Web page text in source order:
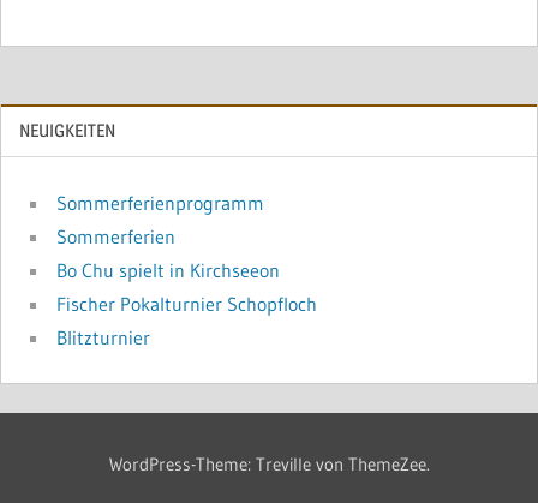
NEUIGKEITEN
Sommerferienprogramm
Sommerferien
Bo Chu spielt in Kirchseeon
Fischer Pokalturnier Schopfloch
Blitzturnier
WordPress-Theme: Treville von ThemeZee.